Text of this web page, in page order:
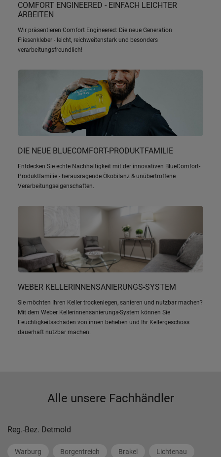
COMFORT ENGINEERED - EINFACH LEICHTER
ARBEITEN
Wir präsentieren Comfort Engineered: Die neue Generation
Fliesenkleber - leicht, reichweitenstark und besonders
verarbeitungsfreundlich!
DIE NEUE BLUECOMFORT-PRODUKTFAMILIE
Entdecken Sie echte Nachhaltigkeit mit der innovativen BlueComfort-
Produktfamilie - herausragende Ökobilanz & unübertroffene
Verarbeitungseigenschaften.
WEBER KELLERINNENSANIERUNGS-SYSTEM
Sie möchten Ihren Keller trockenlegen, sanieren und nutzbar machen?
Mit dem Weber Kellerinnensanierungs-System können Sie
Feuchtigkeitsschäden von innen beheben und Ihr Kellergeschoss
dauerhaft nutzbar machen.
Alle unsere Fachhändler
Reg.-Bez. Detmold
Warburg Borgentreich Brakel Lichtenau